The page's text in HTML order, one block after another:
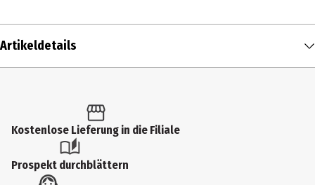
Artikeldetails
Produkttyp
Sonstige Party und Dekoartikel
Altersempfehlung ab
Kostenlose Lieferung in die Filiale
Prospekt durchblättern